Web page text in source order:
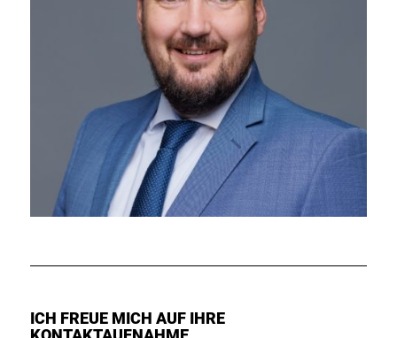
ICH FREUE MICH AUF IHRE